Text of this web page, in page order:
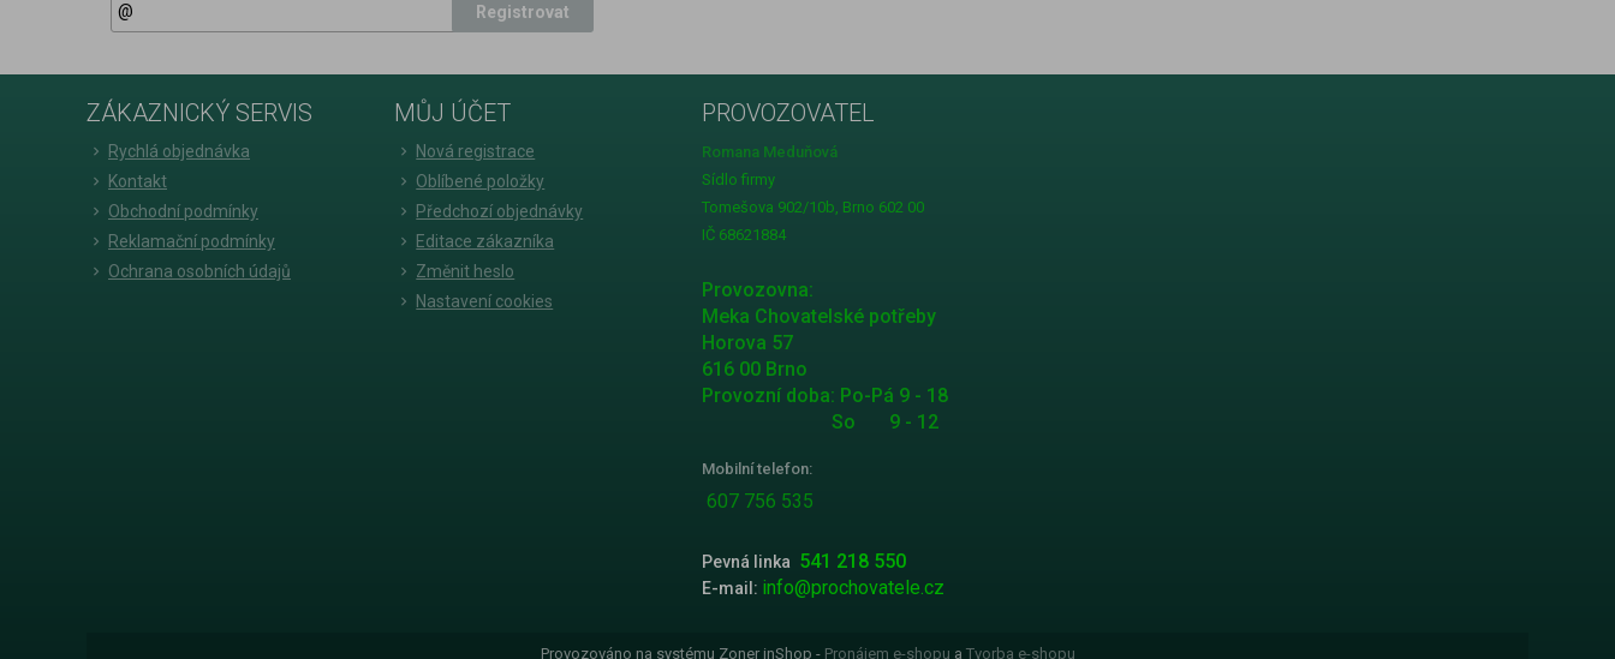
Registrovat
ZÁKAZNICKÝ SERVIS
Rychlá objednávka
Kontakt
Obchodní podmínky
Reklamační podmínky
Ochrana osobních údajů
MŮJ ÚČET
Nová registrace
Oblíbené položky
Předchozí objednávky
Editace zákazníka
Změnit heslo
Nastavení cookies
PROVOZOVATEL
Romana Meduňová
Sídlo firmy
Tomešova 902/10b, Brno 602 00
IČ 68621884
Provozovna:
Meka Chovatelské potřeby
Horova 57
616 00 Brno
Provozní doba: Po-Pá 9 - 18
So 9 - 12
Mobilní telefon:
607 756 535
Pevná linka 541 218 550
E-mail: info@prochovatele.cz
Provozováno na systému Zoner inShop - Pronájem e-shopu a Tvorba e-shopu